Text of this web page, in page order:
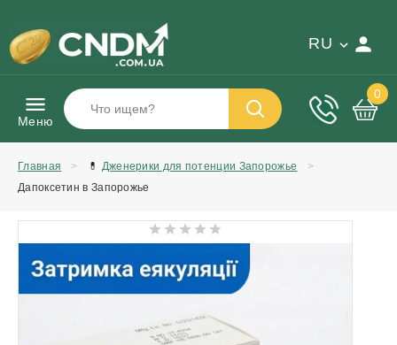
RU
Меню
0
Главная 💊 Дженерики для потенции Запорожье
Дапоксетин в Запорожье